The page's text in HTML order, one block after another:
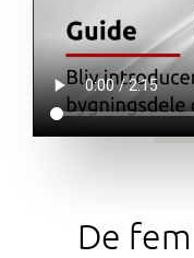
De